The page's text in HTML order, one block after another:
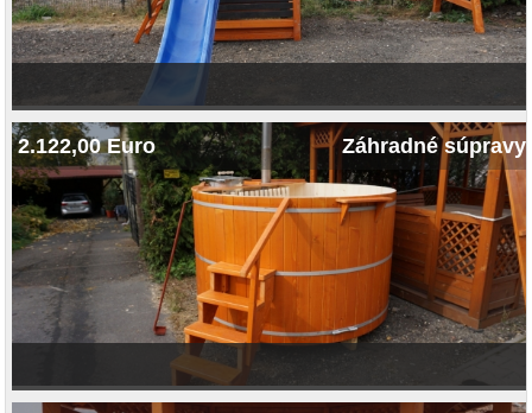
2.122,00 Euro Záhradné súpravy